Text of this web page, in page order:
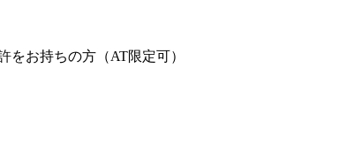
お持ちの方（AT限定可）